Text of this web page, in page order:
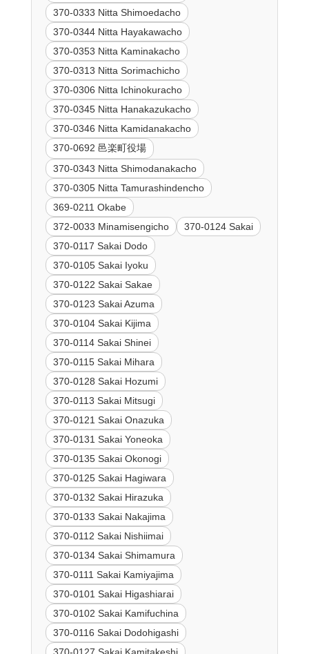
370-0333 Nitta Shimoedacho
370-0344 Nitta Hayakawacho
370-0353 Nitta Kaminakacho
370-0313 Nitta Sorimachicho
370-0306 Nitta Ichinokuracho
370-0345 Nitta Hanakazukacho
370-0346 Nitta Kamidanakacho
370-0692 邑楽町役場
370-0343 Nitta Shimodanakacho
370-0305 Nitta Tamurashindencho
369-0211 Okabe
372-0033 Minamisengicho
370-0124 Sakai
370-0117 Sakai Dodo
370-0105 Sakai Iyoku
370-0122 Sakai Sakae
370-0123 Sakai Azuma
370-0104 Sakai Kijima
370-0114 Sakai Shinei
370-0115 Sakai Mihara
370-0128 Sakai Hozumi
370-0113 Sakai Mitsugi
370-0121 Sakai Onazuka
370-0131 Sakai Yoneoka
370-0135 Sakai Okonogi
370-0125 Sakai Hagiwara
370-0132 Sakai Hirazuka
370-0133 Sakai Nakajima
370-0112 Sakai Nishiimai
370-0134 Sakai Shimamura
370-0111 Sakai Kamiyajima
370-0101 Sakai Higashiarai
370-0102 Sakai Kamifuchina
370-0116 Sakai Dodohigashi